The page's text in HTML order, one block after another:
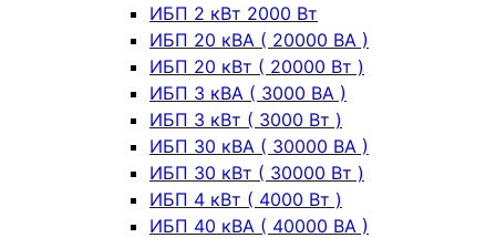
ИБП 2 кВт 2000 Вт
ИБП 20 кВА ( 20000 ВА )
ИБП 20 кВт ( 20000 Вт )
ИБП 3 кВА ( 3000 ВА )
ИБП 3 кВт ( 3000 Вт )
ИБП 30 кВА ( 30000 ВА )
ИБП 30 кВт ( 30000 Вт )
ИБП 4 кВт ( 4000 Вт )
ИБП 40 кВА ( 40000 ВА )